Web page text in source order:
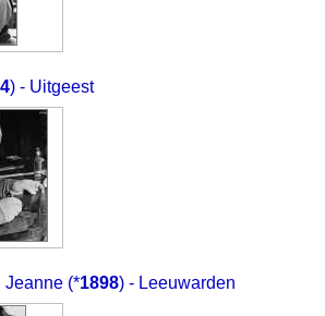
) - Uitgeest
Jeanne (*1898) - Leeuwarden